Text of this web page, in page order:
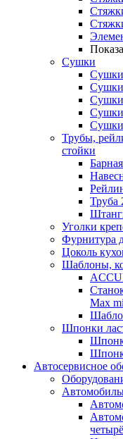
Сушки
Сушки
Сушки
Сушки
Сушки
Сушки
Трубы,
стойки
Труба
Уголки
Фурнитура
Цоколь
Шаблоны,
Max
Шпонки
Автосервисное